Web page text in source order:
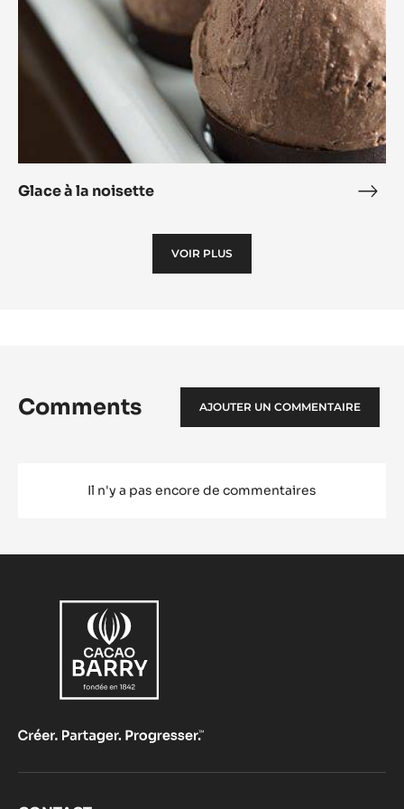
Glace à la noisette
VOIR PLUS
Comments AJOUTER UN COMMENTAIRE
Il n'y a pas encore de commentaires